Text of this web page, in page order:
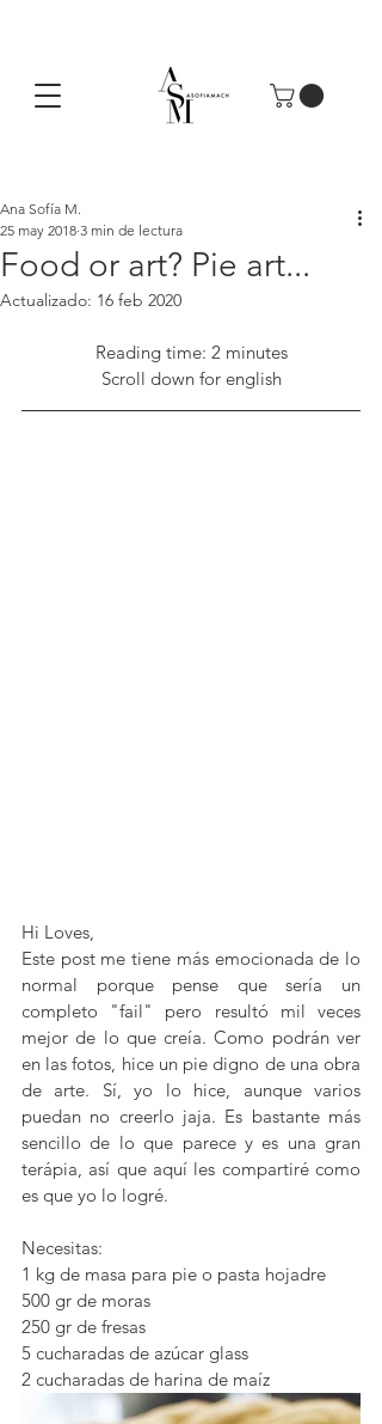
Food or art? Pie art...
Ana Sofía M.
25 may 2018 3 min de lectura
Actualizado: 16 feb 2020
Reading time: 2 minutes
Scroll down for english
Hi Loves,
Este post me tiene más emocionada de lo
normal porque pense que sería un
completo "fail" pero resultó mil veces
mejor de lo que creía. Como podrán ver
en las fotos, hice un pie digno de una obra
de arte. Sí, yo lo hice, aunque varios
puedan no creerlo jaja. Es bastante más
sencillo de lo que parece y es una gran
terápia, así que aquí les compartiré como
es que yo lo logré.
Necesitas:
1 kg de masa para pie o pasta hojadre
500 gr de moras
250 gr de fresas
5 cucharadas de azúcar glass
2 cucharadas de harina de maíz